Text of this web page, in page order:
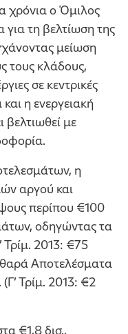
χρόνια ο Όμιλος
για τη βελτίωση της
μείωση
τους κλάδους,
σε κεντρικές
και η ενεργειακή
βελτιωθεί με
η
αργού και
περίπου €100
οδηγώντας τα
Τρίμ. 2013: €75
Αποτελέσματα
Τρίμ. 2013: €2
€1,8 δισ.,